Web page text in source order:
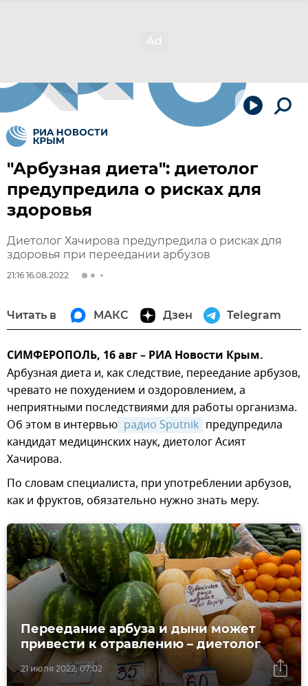
"Арбузная диета": диетолог
предупредила о рисках для
здоровья
Диетолог Хачирова предупредила о рисках для
здоровья при переедании арбузов
21:16 16.08.2022
Читать в МАКС Дзен Telegram
СИМФЕРОПОЛЬ, 16 авг – РИА Новости Крым.
Арбузная диета и, как следствие, переедание арбузов,
чревато не похудением и оздоровлением, а
неприятными последствиями для работы организма.
Об этом в интервью радио Sputnik предупредила
кандидат медицинских наук, диетолог Асият
Хачирова.
По словам специалиста, при употреблении арбузов,
как и фруктов, обязательно нужно знать меру.
21 июля 2022, 07:02
Переедание арбуза и дыни может
привести к отравлению – диетолог